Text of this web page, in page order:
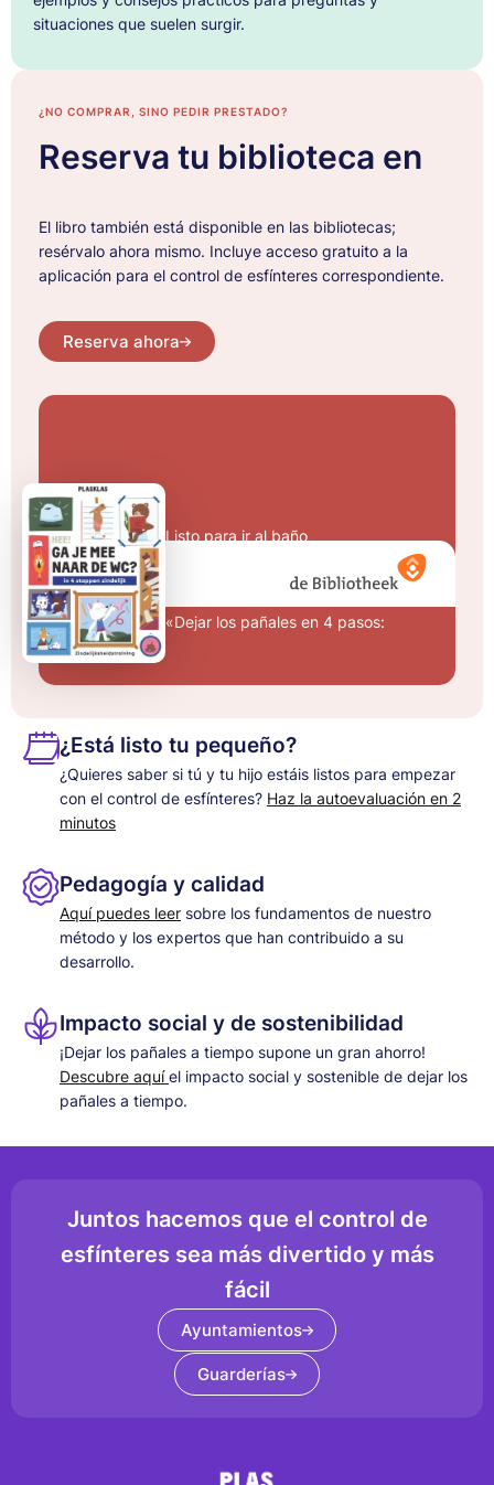
situaciones que suelen surgir.
¿NO COMPRAR, SINO PEDIR PRESTADO?
Reserva tu biblioteca en
El libro también está disponible en las bibliotecas;
resérvalo ahora mismo. Incluye acceso gratuito a la
aplicación para el control de esfínteres correspondiente.
Reserva ahora
Listo para ir al baño
«Dejar los pañales en 4 pasos:
¿Está listo tu pequeño?
¿Quieres saber si tú y tu hijo estáis listos para empezar
con el control de esfínteres? Haz la autoevaluación en 2
minutos
Pedagogía y calidad
Aquí puedes leer sobre los fundamentos de nuestro
método y los expertos que han contribuido a su
desarrollo.
Impacto social y de sostenibilidad
¡Dejar los pañales a tiempo supone un gran ahorro!
Descubre aquíel impacto social y sostenible de dejar los
pañales a tiempo.
Juntos hacemos que el control de
esfínteres sea más divertido y más
fácil
Ayuntamientos
Guarderías